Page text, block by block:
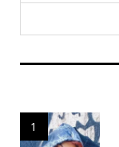
1